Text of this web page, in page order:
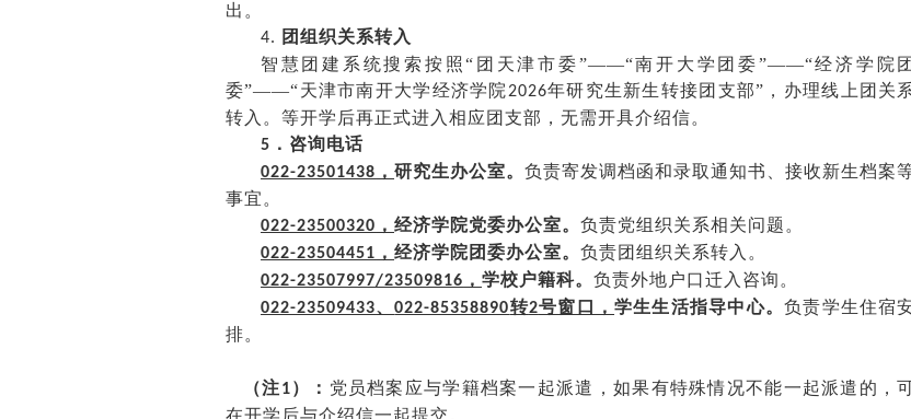
出。
4. 团组织关系转入
智慧团建系统搜索按照“团天津市委”——“南开大学团委”——“经济学院团
委”——“天津市南开大学经济学院2026年研究生新生转接团支部”，办理线上团关
转入。等开学后再正式进入相应团支部，无需开具介绍信。
5 ．咨询电话
022-23501438 ，研究生办公室。负责寄发调档函和录取通知书、接收新生档案
事宜。
022-23500320 ，经济学院党委办公室。负责党组织关系相关问题。
022-23504451 ，经济学院团委办公室。负责团组织关系转入。
022-23507997/23509816 ，学校户籍科。负责外地户口迁入咨询。
022-23509433、022-85358890转2号窗口，学生生活指导中心。负责学生住宿
排。
（注1）： 党员档案应与学籍档案一起派遣，如果有特殊情况不能一起派遣的，
在开学后与介绍信一起提交。